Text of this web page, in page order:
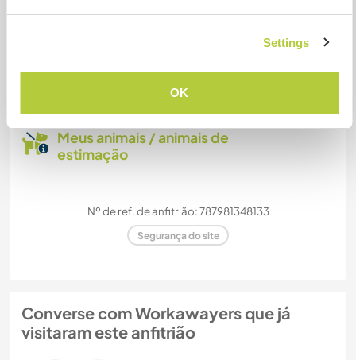
Settings
OK
Meus animais / animais de
estimação
Nº de ref. de anfitrião: 787981348133
Segurança do site
Converse com Workawayers que já
visitaram este anfitrião